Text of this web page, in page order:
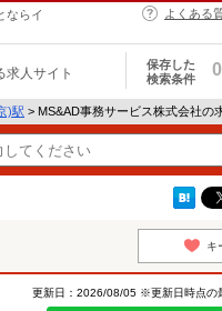
ならイ
よくある
求人サイト
保存した
検索条件
0
)駅 > MS&AD事務サービス株式会社の
キ
更新日：2026/08/05 ※更新日時点の